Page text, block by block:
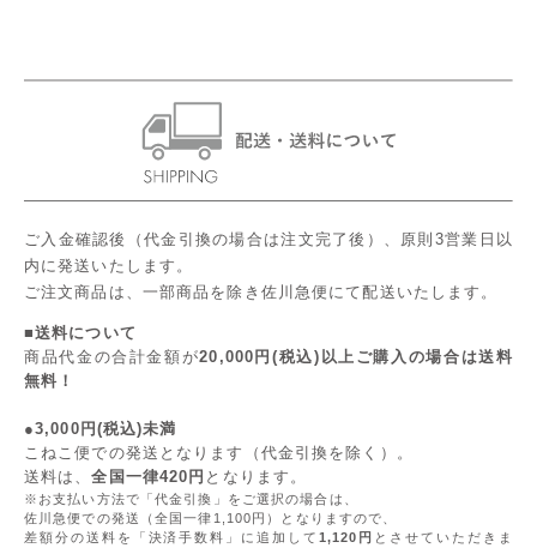
ご入金確認後（代金引換の場合は注文完了後）、原則3営業日以
内に発送いたします。
ご注文商品は、一部商品を除き佐川急便にて配送いたします。
■送料について
商品代金の合計金額が20,000円(税込)以上ご購入の場合は送料
無料！
●3,000円(税込)未満
こねこ便での発送となります（代金引換を除く）。
送料は、全国一律420円 となります。
※お支払い方法で「代金引換」をご選択の場合は、
佐川急便での発送（全国一律1,100円）となりますので、
差額分の送料を「決済手数料」に追加して 1,120円 とさせていただきま